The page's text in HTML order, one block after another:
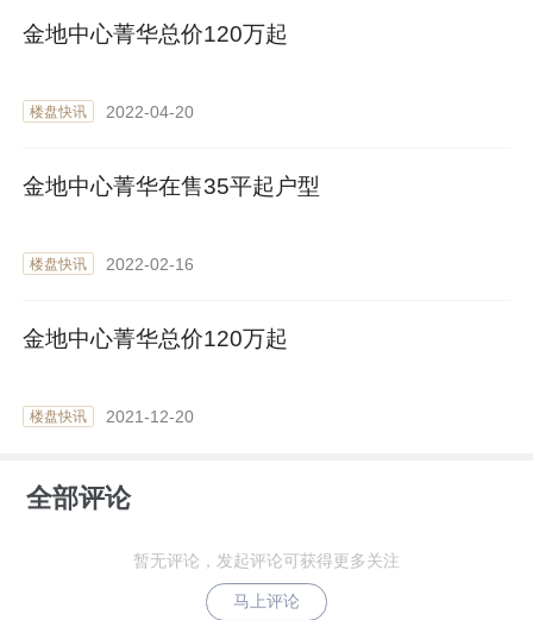
金地中心菁华总价120万起
楼盘快讯 2022-04-20
金地中心菁华在售35平起户型
楼盘快讯 2022-02-16
金地中心菁华总价120万起
楼盘快讯 2021-12-20
全部评论
暂无评论，发起评论可获得更多关注
马上评论